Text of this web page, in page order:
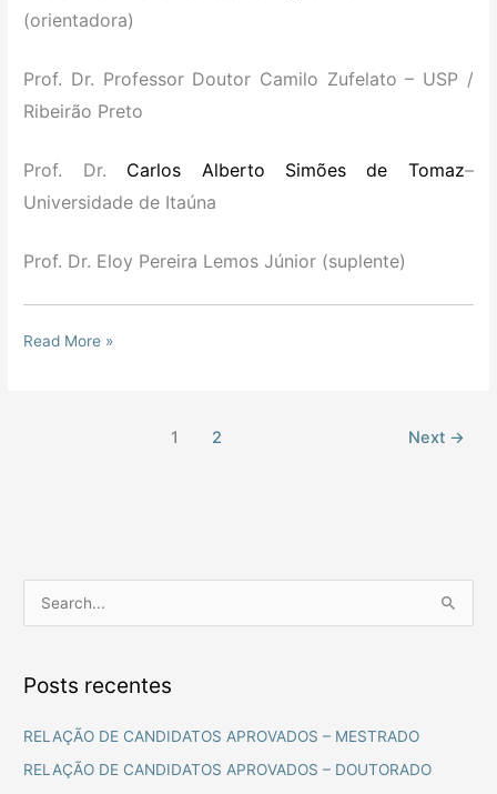
(orientadora)
Prof. Dr. Professor Doutor Camilo Zufelato – USP /
Ribeirão Preto
Prof. Dr. Carlos Alberto Simões de Tomaz–
Universidade de Itaúna
Prof. Dr. Eloy Pereira Lemos Júnior (suplente)
Read More »
1 2 Next →
q
u
Posts recentes
RELAÇÃO DE CANDIDATOS APROVADOS – MESTRADO
RELAÇÃO DE CANDIDATOS APROVADOS – DOUTORADO